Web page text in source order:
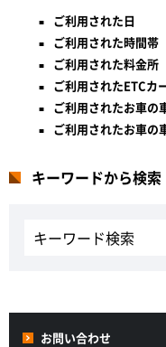
ご利用された日
ご利用された時間帯
ご利用された料金所
ご利用されたETCカ
ご利用されたお車の
ご利用されたお車の
キーワードから検索
お問い合わせ